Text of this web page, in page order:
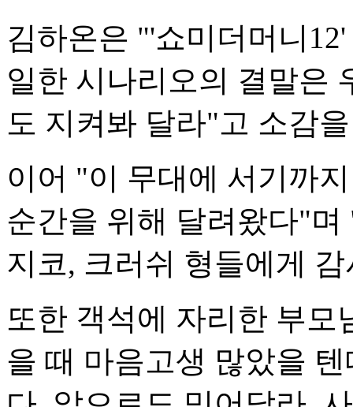
김하온은 "'쇼미더머니
일한 시나리오의 결말은
도 지켜봐 달라"고 소감
이어 "이 무대에 서기까
순간을 위해 달려왔다"
지코, 크러쉬 형들에게
또한 객석에 자리한 부모
을 때 마음고생 많았을